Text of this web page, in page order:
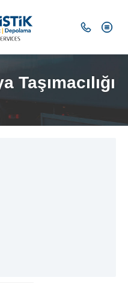
Taşımacılığı